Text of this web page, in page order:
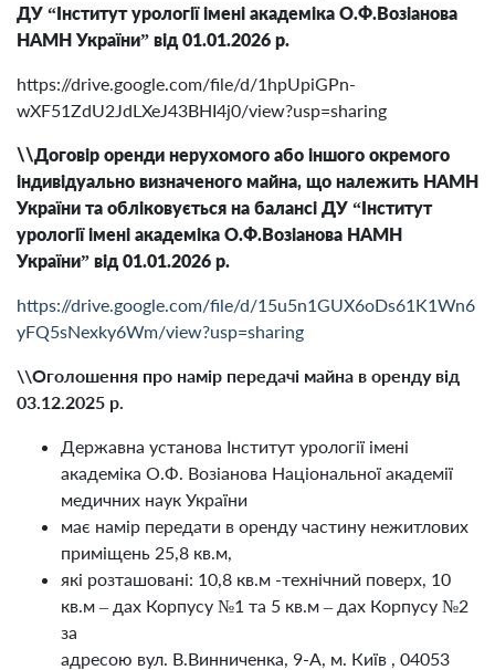
ДУ “Інститут урології імені академіка О.Ф.Возіанова
НАМН України” від 01.01.2026 р.
https://drive.google.com/file/d/1hpUpiGPn-
wXF51ZdU2JdLXeJ43BHI4j0/view?usp=sharing
\\Договір оренди нерухомого або іншого окремого
індивідуально визначеного майна, що належить НАМН
України та обліковується на балансі ДУ “Інститут
урології імені академіка О.Ф.Возіанова НАМН
України” від 01.01.2026 р.
https://drive.google.com/file/d/15u5n1GUX6oDs61K1Wn6
yFQ5sNexky6Wm/view?usp=sharing
\\Оголошення про намір передачі майна в оренду від
03.12.2025 р.
Державна установа Інститут урології імені
академіка О.Ф. Возіанова Національної академії
медичних наук України
має намір передати в оренду частину нежитлових
приміщень 25,8 кв.м,
які розташовані: 10,8 кв.м -технічний поверх, 10
кв.м – дах Корпусу №1 та 5 кв.м – дах Корпусу №2
за
адресою вул. В.Винниченка, 9-А, м. Київ , 04053